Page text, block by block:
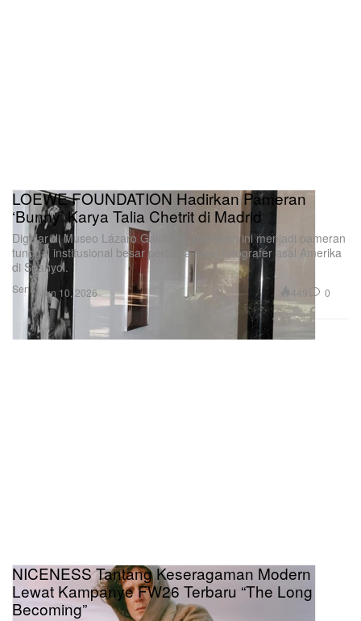
Seni
LOEWE FOUNDATION Hadirkan Pameran
‘Bunny’ Karya Talia Chetrit di Madrid
Digelar di Museo Lázaro Galdiano, pameran ini menjadi pameran
tunggal institusional besar pertama sang fotografer asal Amerika
di Spanyol.
Jun 10, 2026 449 0
NICENESS Tantang Keseragaman Modern
Lewat Kampanye FW26 Terbaru “The Long
Becoming”